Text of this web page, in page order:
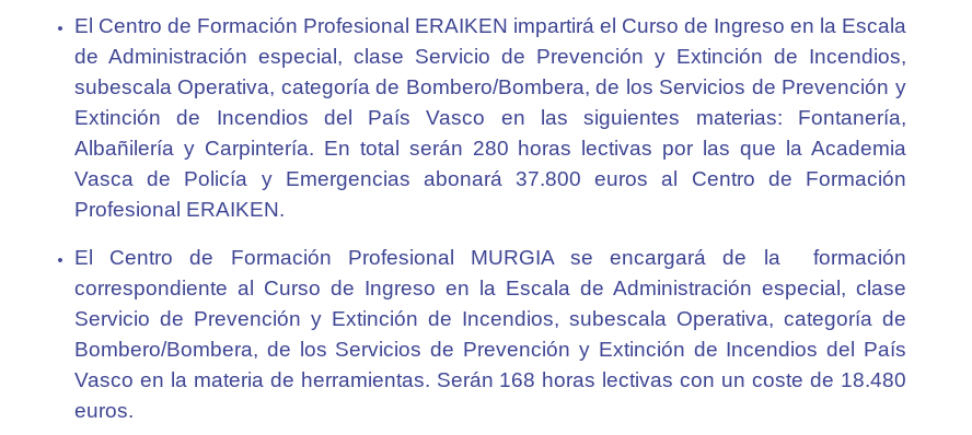
El Centro de Formación Profesional ERAIKEN impartirá el Curso de Ingreso en la Escala
de Administración especial, clase Servicio de Prevención y Extinción de Incendios,
subescala Operativa, categoría de Bombero/Bombera, de los Servicios de Prevención y
Extinción de Incendios del País Vasco en las siguientes materias: Fontanería,
Albañilería y Carpintería. En total serán 280 horas lectivas por las que la Academia
Vasca de Policía y Emergencias abonará 37.800 euros al Centro de Formación
Profesional ERAIKEN.
El Centro de Formación Profesional MURGIA se encargará de la formación
correspondiente al Curso de Ingreso en la Escala de Administración especial, clase
Servicio de Prevención y Extinción de Incendios, subescala Operativa, categoría de
Bombero/Bombera, de los Servicios de Prevención y Extinción de Incendios del País
Vasco en la materia de herramientas. Serán 168 horas lectivas con un coste de 18.480
euros.